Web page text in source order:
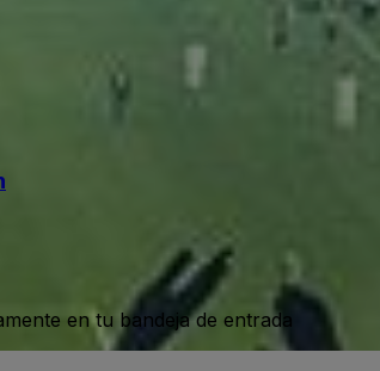
en tu bandeja de entrada